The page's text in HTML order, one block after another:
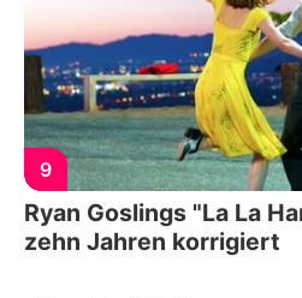
9
Ryan Goslings "La La
zehn Jahren korrigiert